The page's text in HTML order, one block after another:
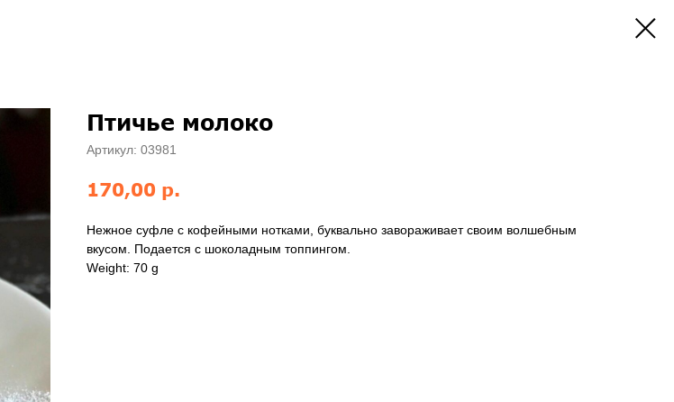
Птичье молоко
Артикул: 03981
170,00 р.
Нежное суфле с кофейными нотками, буквально завораживает своим волшебным
вкусом. Подается с шоколадным топпингом.
Weight: 70 g